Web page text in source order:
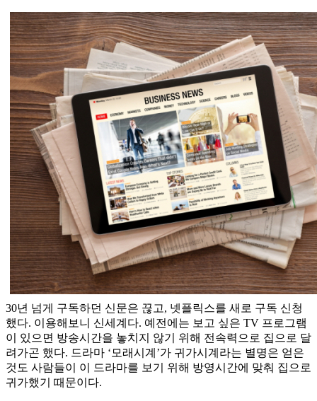
30년 넘게 구독하던 신문은 끊고, 넷플릭스를 새로 구독 신청
했다. 이용해보니 신세계다. 예전에는 보고 싶은 TV 프로그램
이 있으면 방송시간을 놓치지 않기 위해 전속력으로 집으로 달
려가곤 했다. 드라마 ‘모래시계’가 귀가시계라는 별명은 얻은
것도 사람들이 이 드라마를 보기 위해 방영시간에 맞춰 집으로
귀가했기 때문이다.